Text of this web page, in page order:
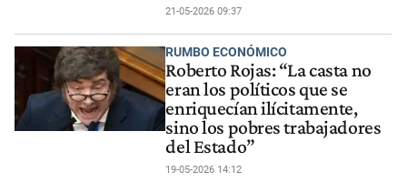
21-05-2026 09:37
RUMBO ECONÓMICO
Roberto Rojas: “La casta no
eran los políticos que se
enriquecían ilícitamente,
sino los pobres trabajadores
del Estado”
19-05-2026 14:12